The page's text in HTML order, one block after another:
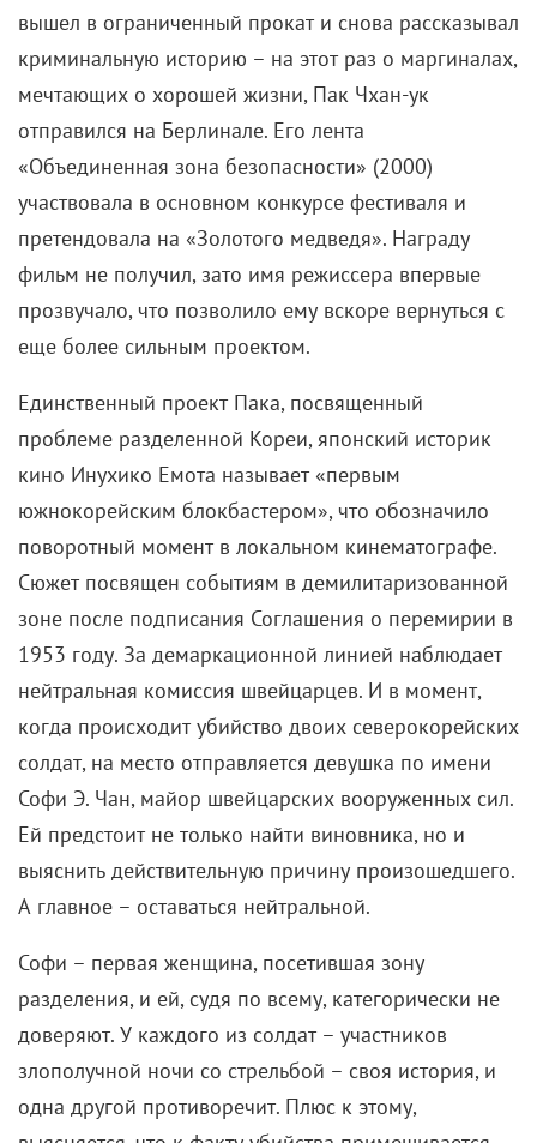
вышел в ограниченный прокат и снова рассказывал
криминальную историю – на этот раз о маргиналах,
мечтающих о хорошей жизни, Пак Чхан-ук
отправился на Берлинале. Его лента
«Объединенная зона безопасности» (2000)
участвовала в основном конкурсе фестиваля и
претендовала на «Золотого медведя». Награду
фильм не получил, зато имя режиссера впервые
прозвучало, что позволило ему вскоре вернуться с
еще более сильным проектом.
Единственный проект Пака, посвященный
проблеме разделенной Кореи, японский историк
кино Инухико Емота называет «первым
южнокорейским блокбастером», что обозначило
поворотный момент в локальном кинематографе.
Сюжет посвящен событиям в демилитаризованной
зоне после подписания Соглашения о перемирии в
1953 году. За демаркационной линией наблюдает
нейтральная комиссия швейцарцев. И в момент,
когда происходит убийство двоих северокорейских
солдат, на место отправляется девушка по имени
Софи Э. Чан, майор швейцарских вооруженных сил.
Ей предстоит не только найти виновника, но и
выяснить действительную причину произошедшего.
А главное – оставаться нейтральной.
Софи – первая женщина, посетившая зону
разделения, и ей, судя по всему, категорически не
доверяют. У каждого из солдат – участников
злополучной ночи со стрельбой – своя история, и
одна другой противоречит. Плюс к этому,